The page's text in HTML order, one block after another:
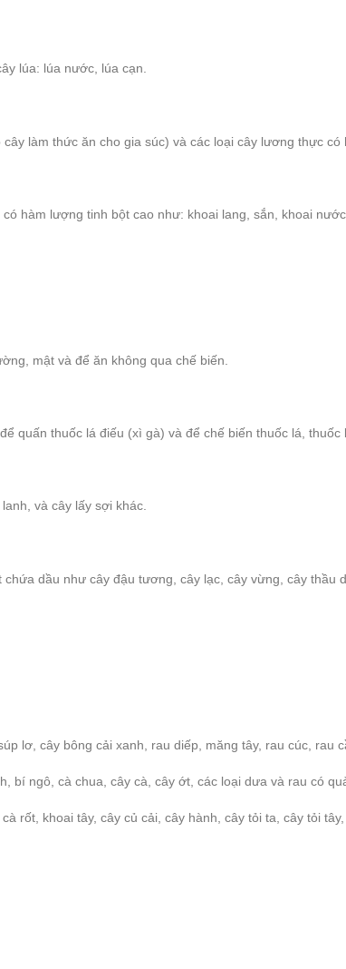
lúa: lúa nước, lúa cạn.
làm thức ăn cho gia súc) và các loại cây lương thực
hàm lượng tinh bột cao như: khoai lang, sắn, khoai
mật và để ăn không qua chế biến.
quấn thuốc lá điếu (xì gà) và để chế biến thuốc lá, thuốc
và cây lấy sợi khác.
dầu như cây đậu tương, cây lạc, cây vừng, cây
lơ, cây bông cải xanh, rau diếp, măng tây, rau cúc, rau
bí ngô, cà chua, cây cà, cây ớt, các loại dưa và rau có
rốt, khoai tây, cây củ cải, cây hành, cây tỏi ta, cây tỏi